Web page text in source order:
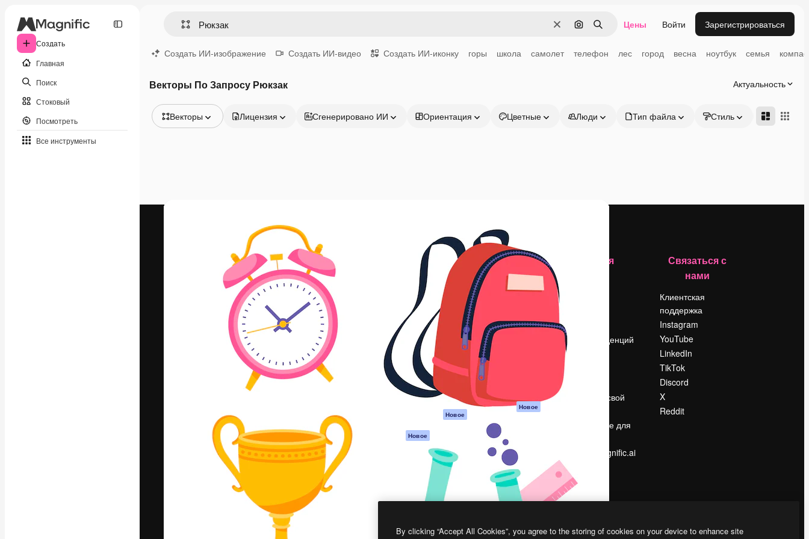
Создать
Главная
Поиск
Стоковый
Посмотреть
Все инструменты
ОчиститьПоиск по изображению
Поиск Цены Войти Зарегистрироваться
Создать ИИ-изображение Создать ИИ-видео Создать ИИ-иконку горы школа самолет телефон лес город весна ноутбук семья компас
Векторы По Запросу Рюкзак Актуальность
Векторы
Видео
Лицензия Сгенерировано ИИ Ориентация Цветные Люди Тип файла Стиль Адвансд
Креативная платформа для создания
ваших лучших работ. Более 1 миллиона
подписчиков среди креаторов,
предприятий, агентств и студий.
Pусский
Продукция
ИИ-помощник
Генератор
изображений ИИ
Генератор видео
ИИ
Генератор голоса
на основе ИИ
Стоковый контент
Новое
Новое
Все инструменты
Magnific
Начать
Academy
Документация по
Пакету ИИ
Служба
поддержки
Условия и
положения
Политика
конфиденциальности
Оригиналы Новое
Политика файлов
cookie
Центр доверия
Партнеры
Предприятие
Компания
Поиск тенденций
Блог
Продайте свой
Помещение для
Ищете magnific.ai
Связаться с
нами
Клиентская
поддержка
Instagram
YouTube
LinkedIn
TikTok
Discord
X
Reddit
By clicking “Accept All Cookies”, you agree to the storing of cookies on your device to enhance site